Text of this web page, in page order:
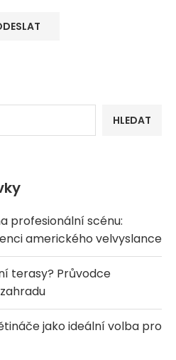
HLEDAT
profesionální scénu:
amerického velvyslance
terasy? Průvodce
jako ideální volba pro